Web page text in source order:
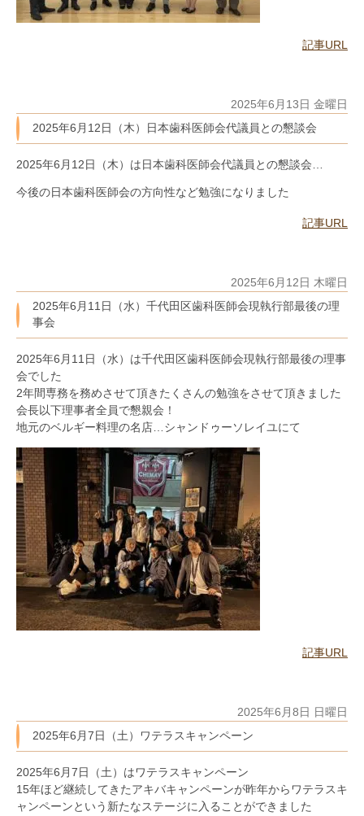
記事URL
2025年6月13日 金曜日
2025年6月12日（木）日本歯科医師会代議員との懇談会
2025年6月12日（木）は日本歯科医師会代議員との懇談会…
今後の日本歯科医師会の方向性など勉強になりました
記事URL
2025年6月12日 木曜日
2025年6月11日（水）千代田区歯科医師会現執行部最後の理
事会
2025年6月11日（水）は千代田区歯科医師会現執行部最後の理事
会でした
2年間専務を務めさせて頂きたくさんの勉強をさせて頂きました
会長以下理事者全員で懇親会！
地元のベルギー料理の名店…シャンドゥーソレイユにて
記事URL
2025年6月8日 日曜日
2025年6月7日（土）ワテラスキャンペーン
2025年6月7日（土）はワテラスキャンペーン
15年ほど継続してきたアキバキャンペーンが昨年からワテラスキ
ャンペーンという新たなステージに入ることができました